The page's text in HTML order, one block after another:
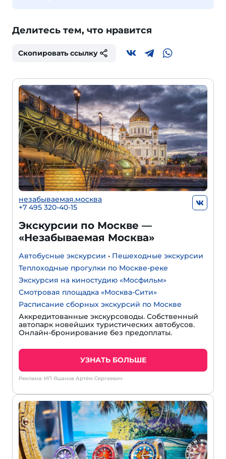
Делитесь тем, что нравится
Скопировать ссылку
незабываемая.москва
+7 495 320-40-15
Экскурсии по Москве —
«Незабываемая Москва»
Автобусные экскурсии • Пешеходные экскурсии
Теплоходные прогулки по Москве-реке
Экскурсия на киностудию «Мосфильм»
Смотровая площадка «Москва-Сити»
Расписание сборных экскурсий по Москве
Аккредитованные экскурсоводы. Собственный
автопарк новейших туристических автобусов.
Онлайн-бронирование без предоплаты.
УЗНАТЬ БОЛЬШЕ
Реклама: ИП Яшанов Артём Сергеевич